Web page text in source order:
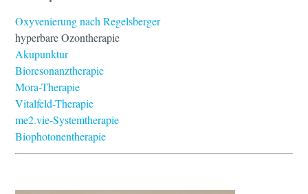
Oxyvenierung nach Regelsberger
hyperbare Ozontherapie
Akupunktur
Bioresonanztherapie
Mora-Therapie
Vitalfeld-Therapie
me2.vie-Systemtherapie
Biophotonentherapie